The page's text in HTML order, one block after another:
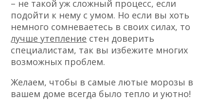
– не такой уж сложный процесс, если
подойти к нему с умом. Но если вы хоть
немного сомневаетесь в своих силах, то
лучше утепление стен доверить
специалистам, так вы избежите многих
возможных проблем.
Желаем, чтобы в самые лютые морозы в
вашем доме всегда было тепло и уютно!